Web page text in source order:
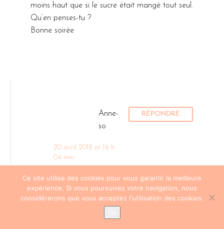
moins haut que si le sucre était mangé tout seul.
Qu’en penses-tu ?
Bonne soirée
Anne-
so
20 avril 2018 at 16 h
04 min
RÉPONDRE
Coucou Lexa !
Oui effectivement, l’association
alimentaire joue aussi ! Un aliment sucré
en fin de repas fera moins monter la
Ce site utilise des cookies pour vous garantir la meilleure
expérience. Si vous poursuivez votre navigation, nous
considérerons que vous acceptez l'utilisation des cookies.